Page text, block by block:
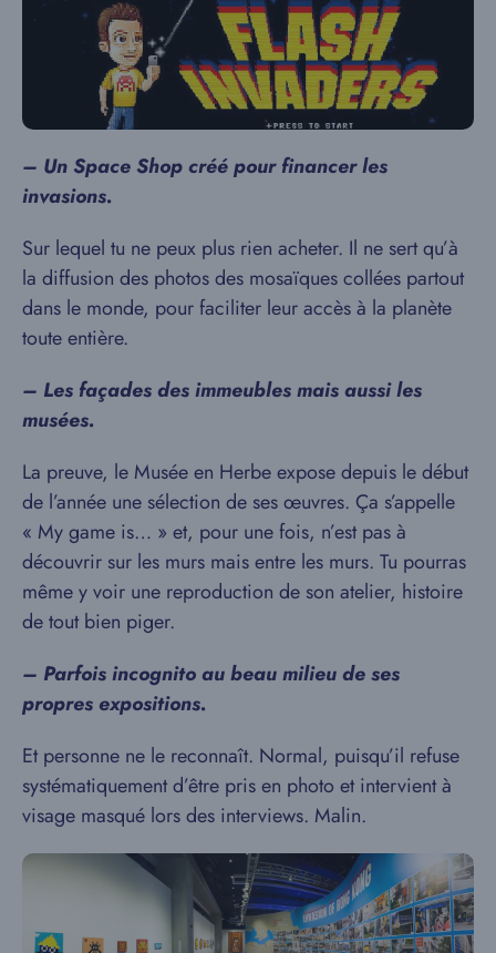
– Un Space Shop créé pour financer les
invasions.
Sur lequel tu ne peux plus rien acheter. Il ne sert qu’à
la diffusion des photos des mosaïques collées partout
dans le monde, pour faciliter leur accès à la planète
toute entière.
– Les façades des immeubles mais aussi les
musées.
La preuve, le Musée en Herbe expose depuis le début
de l’année une sélection de ses œuvres. Ça s’appelle
« My game is… » et, pour une fois, n’est pas à
découvrir sur les murs mais entre les murs. Tu pourras
même y voir une reproduction de son atelier, histoire
de tout bien piger.
– Parfois incognito au beau milieu de ses
propres expositions.
Et personne ne le reconnaît. Normal, puisqu’il refuse
systématiquement d’être pris en photo et intervient à
visage masqué lors des interviews. Malin.